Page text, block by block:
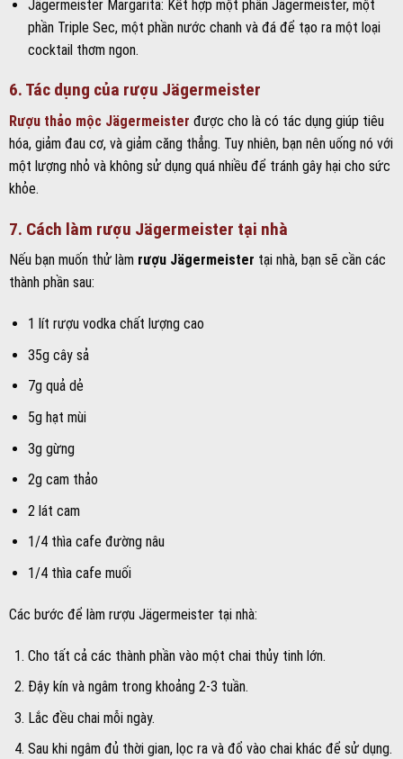
Jägermeister Margarita: Kết hợp một phần Jägermeister, một
phần Triple Sec, một phần nước chanh và đá để tạo ra một loại
cocktail thơm ngon.
6. Tác dụng của rượu Jägermeister
Rượu thảo mộc Jägermeister được cho là có tác dụng giúp tiêu
hóa, giảm đau cơ, và giảm căng thẳng. Tuy nhiên, bạn nên uống nó với
một lượng nhỏ và không sử dụng quá nhiều để tránh gây hại cho sức
khỏe.
7. Cách làm rượu Jägermeister tại nhà
Nếu bạn muốn thử làm rượu Jägermeister tại nhà, bạn sẽ cần các
thành phần sau:
1 lít rượu vodka chất lượng cao
35g cây sả
7g quả dẻ
5g hạt mùi
3g gừng
2g cam thảo
2 lát cam
1/4 thìa cafe đường nâu
1/4 thìa cafe muối
Các bước để làm rượu Jägermeister tại nhà:
Cho tất cả các thành phần vào một chai thủy tinh lớn.
Đậy kín và ngâm trong khoảng 2-3 tuần.
Lắc đều chai mỗi ngày.
Sau khi ngâm đủ thời gian, lọc ra và đổ vào chai khác để sử dụng.